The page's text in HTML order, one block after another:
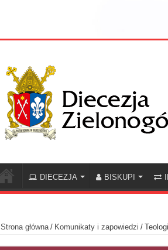
DIECEZJA BISKUPI
Strona główna / Komunikaty i zapowiedzi /